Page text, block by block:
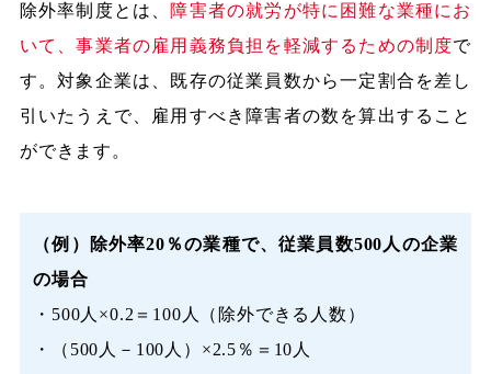
除外率制度とは、 障害者の就労が特に困難な業種にお
いて、事業者の雇用義務負担を軽減するための制度で
す。対象企業は、既存の従業員数から一定割合を差し
引いたうえで、雇用すべき障害者の数を算出すること
ができます。
（例）除外率20％の業種で、従業員数500人の企業
の場合
・500人×0.2＝100人（除外できる人数）
・（500人－100人）×2.5％＝10人